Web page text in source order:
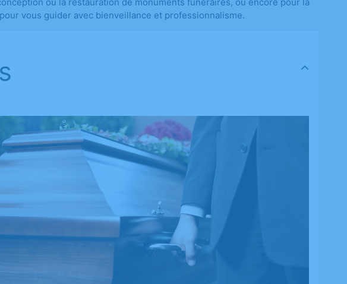
vous guider avec bienveillance et professionnalisme.